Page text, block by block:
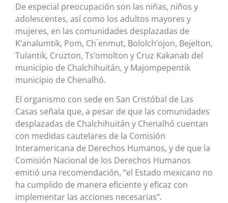
De especial preocupación son las niñas, niños y
adolescentes, así como los adultos mayores y
mujeres, en las comunidades desplazadas de
K’analumtik, Pom, Ch ́enmut, Bololch’ojon, Bejelton,
Tulantik, Cruzton, Ts’omolton y Cruz Kakanab del
municipio de Chalchihuitán, y Majompepentik
municipio de Chenalhó.
El organismo con sede en San Cristóbal de Las
Casas señala que, a pesar de que las comunidades
desplazadas de Chalchihuitán y Chenalhó cuentan
con medidas cautelares de la Comisión
Interamericana de Derechos Humanos, y de que la
Comisión Nacional de los Derechos Humanos
emitió una recomendación, “el Estado mexicano no
ha cumplido de manera eficiente y eficaz con
implementar las acciones necesarias”.